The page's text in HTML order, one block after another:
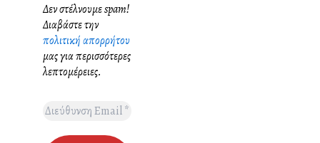
Δεν στέλνουμε spam!
Διαβάστε την
πολιτική απορρήτου
μας για περισσότερες
λεπτομέρειες.